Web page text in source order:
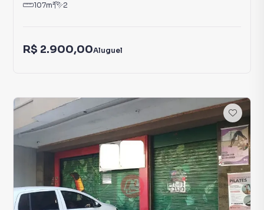
107m² 2
R$ 2.900,00Aluguel